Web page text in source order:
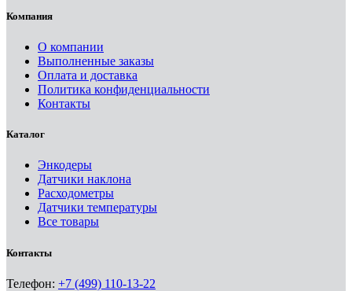
Компания
О компании
Выполненные заказы
Оплата и доставка
Политика конфиденциальности
Контакты
Каталог
Энкодеры
Датчики наклона
Расходометры
Датчики температуры
Все товары
Контакты
Телефон: +7 (499) 110-13-22